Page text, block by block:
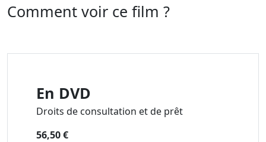
Comment voir ce film ?
En DVD
Droits de consultation et de prêt
56,50 €